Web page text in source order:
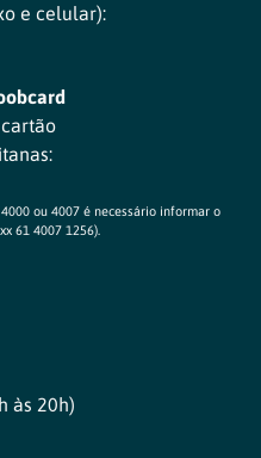
e celular):
ou 4007 é necessário informar o
61 4007 1256).
às 20h)